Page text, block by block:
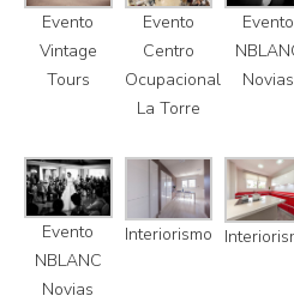
Evento
Vintage
Tours
Evento
Centro
Ocupacional
La Torre
Evento
Novias
Evento
NBLANC
Novias
Interiorismo